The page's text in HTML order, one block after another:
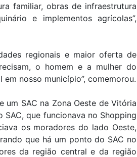
familiar, obras de infraestrutura
e implementos agrícolas”,
regionais e maior oferta de
o homem e a mulher do
nosso município”, comemorou.
SAC na Zona Oeste de Vitória
que funcionava no Shopping
os moradores do lado Oeste,
que há um ponto do SAC no
da região central e da região